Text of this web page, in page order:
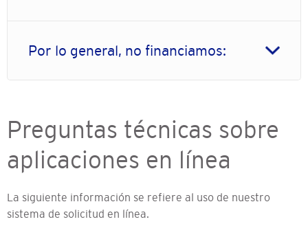
Por lo general, no financiamos:
Preguntas técnicas sobre
aplicaciones en línea
La siguiente información se refiere al uso de nuestro
sistema de solicitud en línea.